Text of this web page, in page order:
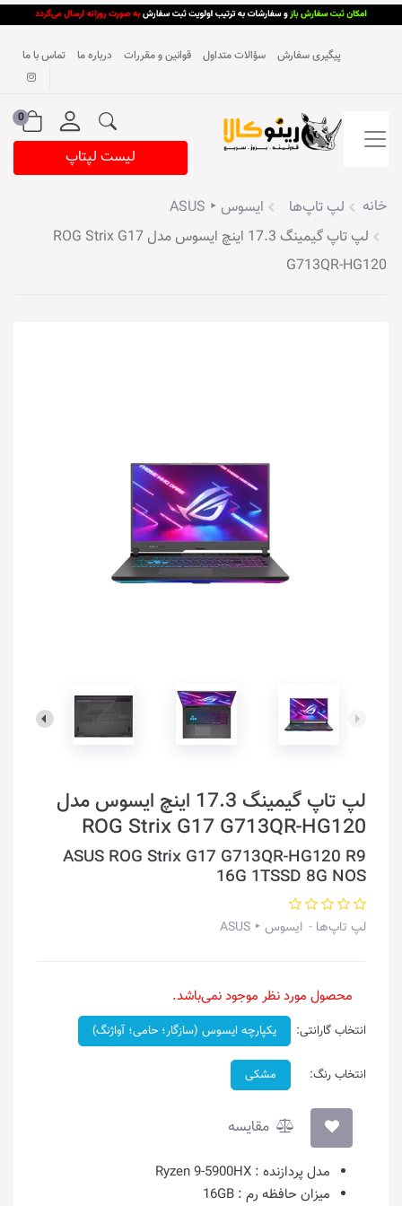
پیگیری سفارش سؤالات متداول قوانین و مقررات درباره ما تماس با ما
0
لیست لپتاپ
خانه لپ تاپ‌ها
ایسوس ‣ ASUS
لپ تاپ گیمینگ 17.3 اینچ ایسوس مدل ROG Strix G17
G713QR-HG120
لپ تاپ گیمینگ 17.3 اینچ ایسوس مدل
ROG Strix G17 G713QR-HG120
ASUS ROG Strix G17 G713QR-HG120 R9
16G 1TSSD 8G NOS
لپ تاپ‌ها ایسوس ‣ ASUS
محصول مورد نظر موجود نمی‌باشد.
انتخاب گارانتی: یکپارچه ایسوس (سازگار؛ حامی؛ آواژنگ)
انتخاب رنگ: مشکی
مقایسه
مدل پردازنده : Ryzen 9-5900HX
میزان حافظه رم : 16GB